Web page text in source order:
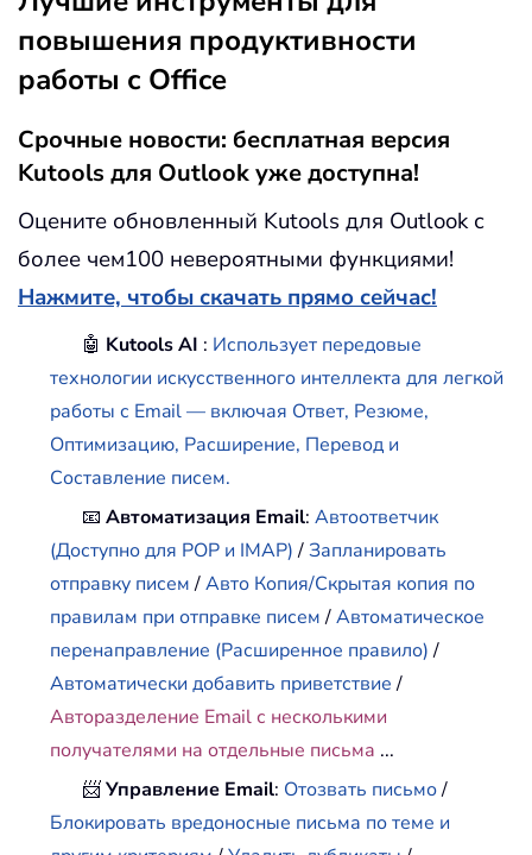
повышения продуктивности
работы с Office
Срочные новости: бесплатная версия
Kutools для Outlook уже доступна!
Оцените обновленный Kutools для Outlook с
более чем100 невероятными функциями!
Нажмите, чтобы скачать прямо сейчас!
🤖 Kutools AI : Использует передовые
технологии искусственного интеллекта для легкой
работы с Email — включая Ответ, Резюме,
Оптимизацию, Расширение, Перевод и
Составление писем.
📧Автоматизация Email:Автоответчик
(Доступно для POP и IMAP)/Запланировать
отправку писем/Авто Копия/Скрытая копия по
правилам при отправке писем/Автоматическое
перенаправление (Расширенное правило)/
Автоматически добавить приветствие/
Авторазделение Email с несколькими
получателями на отдельные письма ...
📨Управление Email: Отозвать письмо/
Блокировать вредоносные письма по теме и